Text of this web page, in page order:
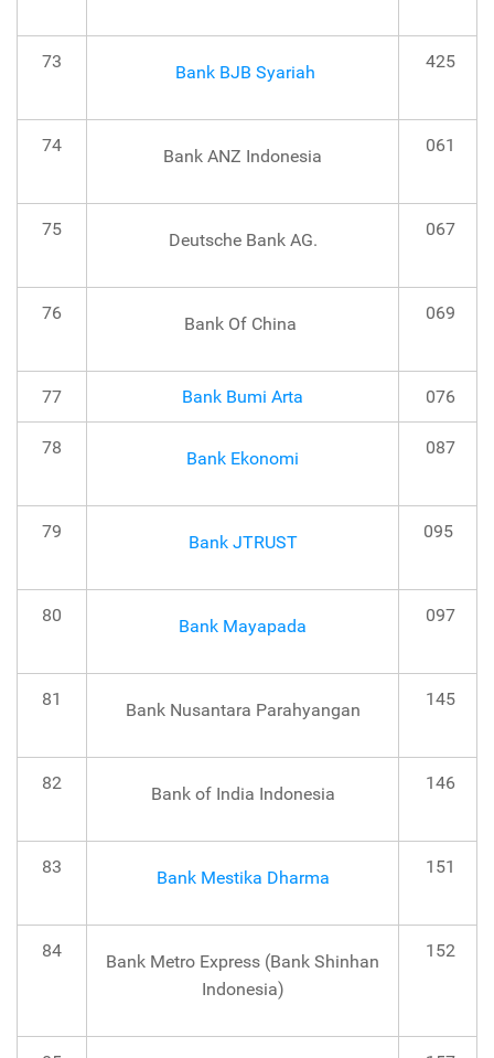
73
Bank BJB Syariah
425
74
Bank ANZ Indonesia
061
75
Deutsche Bank AG.
067
76
Bank Of China
069
77 Bank Bumi Arta 076
78
Bank Ekonomi
087
79
Bank JTRUST
095
80
Bank Mayapada
097
81
Bank Nusantara Parahyangan
145
82
Bank of India Indonesia
146
83
Bank Mestika Dharma
151
84
Bank Metro Express (Bank Shinhan
Indonesia)
152